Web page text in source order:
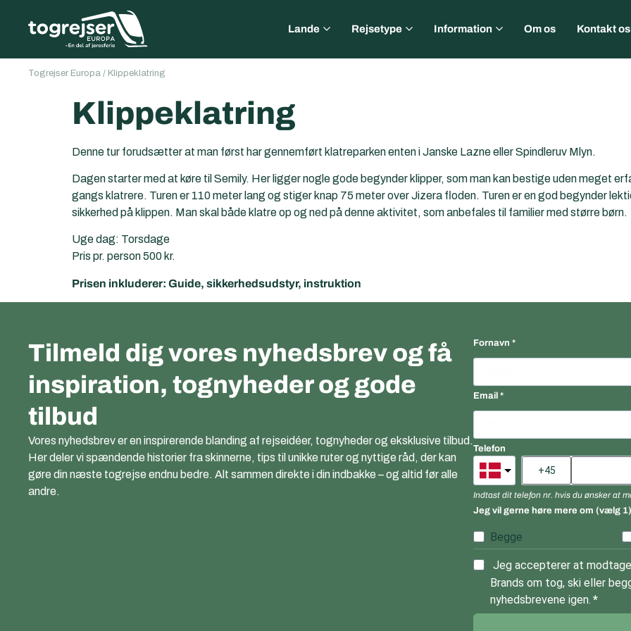
Lande Rejsetype Information Om os Kontakt os
Togrejser Europa / Klippeklatring
Klippeklatring
Denne tur forudsætter at man først har gennemført klatreparken enten i Janske Lazne eller Spindleruv Mlyn.
Dagen starter med at køre til Semily. Her ligger nogle gode begynder klipper, som man kan bestige uden meget
gangs klatrere. Turen er 110 meter lang og stiger knap 75 meter over Jizera floden. Turen er en god begynder
sikkerhed på klippen. Man skal både klatre op og ned på denne aktivitet, som anbefales til familier med større børn.
Uge dag: Torsdage
Pris pr. person 500 kr.
Prisen inkluderer: Guide, sikkerhedsudstyr, instruktion
Tilmeld dig vores nyhedsbrev og få
inspiration, tognyheder og gode
tilbud
Vores nyhedsbrev er en inspirerende blanding af rejseidéer, tognyheder og eksklusive tilbud.
Her deler vi spændende historier fra skinnerne, tips til unikke ruter og nyttige råd, der kan
gøre din næste togrejse endnu bedre. Alt sammen direkte i din indbakke – og altid før alle
andre.
Fornavn
Email
Telefon
Indtast dit telefon nr. hvis du ønsker at
Jeg vil gerne høre mere om (vælg 1)
Begge
Jeg accepterer at
Brands om tog, ski eller
nyhedsbrevene igen.